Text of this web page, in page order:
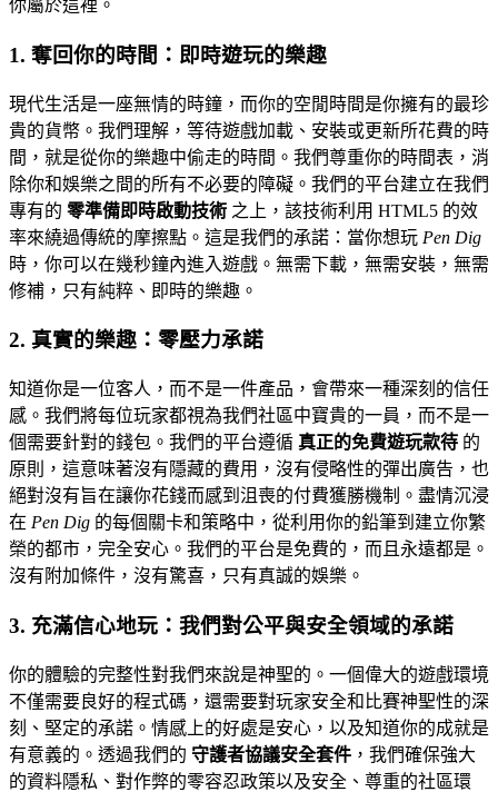
你屬於這裡。
1. 奪回你的時間：即時遊玩的樂趣
現代生活是一座無情的時鐘，而你的空閒時間是你擁有的最珍
貴的貨幣。我們理解，等待遊戲加載、安裝或更新所花費的時
間，就是從你的樂趣中偷走的時間。我們尊重你的時間表，消
除你和娛樂之間的所有不必要的障礙。我們的平台建立在我們
專有的 零準備即時啟動技術 之上，該技術利用 HTML5 的效
率來繞過傳統的摩擦點。這是我們的承諾：當你想玩 Pen Dig
時，你可以在幾秒鐘內進入遊戲。無需下載，無需安裝，無需
修補，只有純粹、即時的樂趣。
2. 真實的樂趣：零壓力承諾
知道你是一位客人，而不是一件產品，會帶來一種深刻的信任
感。我們將每位玩家都視為我們社區中寶貴的一員，而不是一
個需要針對的錢包。我們的平台遵循 真正的免費遊玩款待 的
原則，這意味著沒有隱藏的費用，沒有侵略性的彈出廣告，也
絕對沒有旨在讓你花錢而感到沮喪的付費獲勝機制。盡情沉浸
在 Pen Dig 的每個關卡和策略中，從利用你的鉛筆到建立你繁
榮的都市，完全安心。我們的平台是免費的，而且永遠都是。
沒有附加條件，沒有驚喜，只有真誠的娛樂。
3. 充滿信心地玩：我們對公平與安全領域的承諾
你的體驗的完整性對我們來說是神聖的。一個偉大的遊戲環境
不僅需要良好的程式碼，還需要對玩家安全和比賽神聖性的深
刻、堅定的承諾。情感上的好處是安心，以及知道你的成就是
有意義的。透過我們的 守護者協議安全套件 ，我們確保強大
的資料隱私、對作弊的零容忍政策以及安全、尊重的社區環